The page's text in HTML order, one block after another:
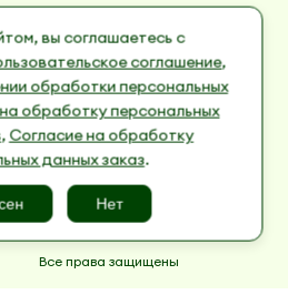
вы соглашаетесь с
соглашение,
обработки персональных
обработку персональных
,Согласие на обработку
данных заказ.
Нет
обработки
персональных данных
персональных данных
Все права защищены